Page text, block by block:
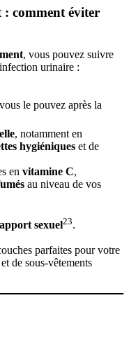
comment éviter
, vous pouvez suivre
urinaire :
le pouvez après la
, notamment en
hygiéniques et de
en vitamine C,
au niveau de vos
sexuel23.
parfaites pour votre
de sous-vêtements